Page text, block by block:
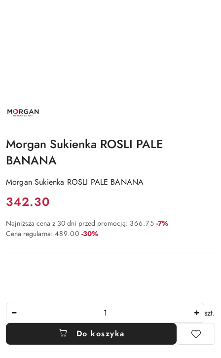
PRODUCENTA:
MORGAN
Morgan Sukienka ROSLI PALE
BANANA
Morgan Sukienka ROSLI PALE BANANA
Cena:
342.30
Najniższa cena z 30 dni przed promocją: 366.75 Rabat:
-7%
Cena regularna: 489.00 Rabat:
-30%
szt.
Do koszyka